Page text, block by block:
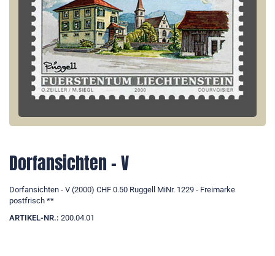
Dorfansichten - V
Dorfansichten - V (2000) CHF 0.50 Ruggell MiNr. 1229 - Freimarke
postfrisch **
ARTIKEL-NR.: 200.04.01